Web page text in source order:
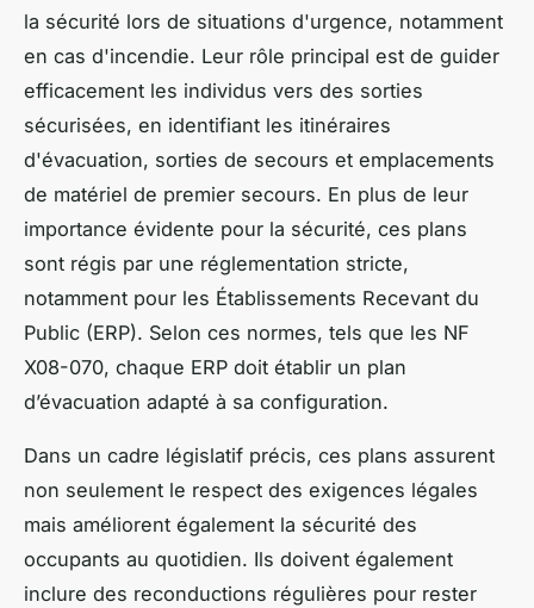
la sécurité lors de situations d'urgence, notamment
en cas d'incendie. Leur rôle principal est de guider
efficacement les individus vers des sorties
sécurisées, en identifiant les itinéraires
d'évacuation, sorties de secours et emplacements
de matériel de premier secours. En plus de leur
importance évidente pour la sécurité, ces plans
sont régis par une réglementation stricte,
notamment pour les Établissements Recevant du
Public (ERP). Selon ces normes, tels que les NF
X08-070, chaque ERP doit établir un plan
d’évacuation adapté à sa configuration.
Dans un cadre législatif précis, ces plans assurent
non seulement le respect des exigences légales
mais améliorent également la sécurité des
occupants au quotidien. Ils doivent également
inclure des reconductions régulières pour rester